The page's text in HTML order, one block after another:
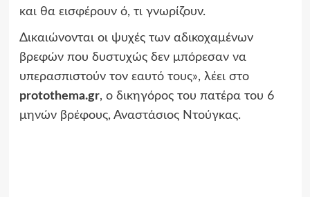
και θα εισφέρουν ό, τι γνωρίζουν.
Δικαιώνονται οι ψυχές των αδικοχαμένων
βρεφών που δυστυχώς δεν μπόρεσαν να
υπερασπιστούν τον εαυτό τους», λέει στο
protothema.gr, ο δικηγόρος του πατέρα του 6
μηνών βρέφους, Αναστάσιος Ντούγκας.